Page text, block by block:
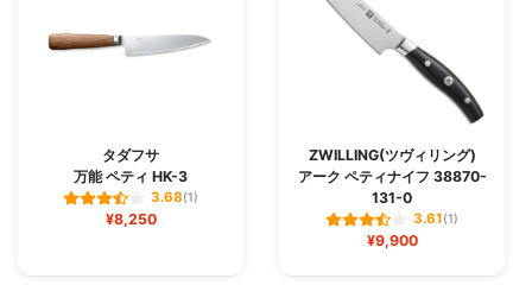
タダフサ
万能 ペティ HK-3
3.68(1)
¥8,250
ZWILLING(ツヴィリング)
アーク ペティナイフ 38870-
131-0
3.61(1)
¥9,900